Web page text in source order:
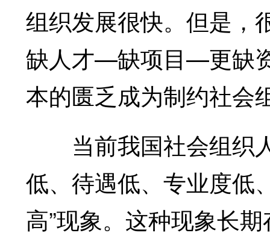
组织发展很快。但是，
缺人才—缺项目—更缺
本的匮乏成为制约社会
当前我国社会组织
低、待遇低、专业度低
高”现象。这种现象长